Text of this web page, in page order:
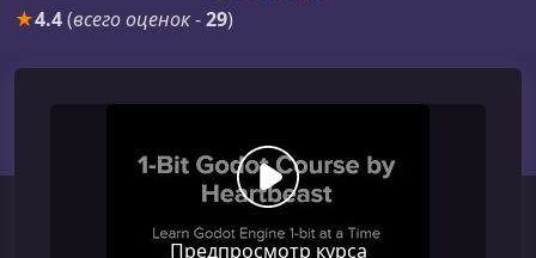
★4.4(всего оценок-29)
Предпросмотр курса